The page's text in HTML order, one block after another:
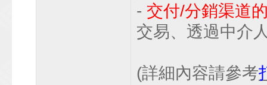
- 交付/分銷渠道
交易、透過中介
(詳細內容請參考